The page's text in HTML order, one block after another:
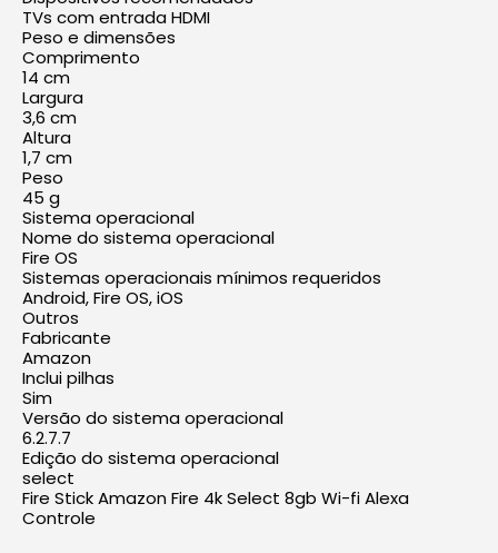
TVs com entrada HDMI
Peso e dimensões
Comprimento
14 cm
Largura
3,6 cm
Altura
1,7 cm
Peso
45 g
Sistema operacional
Nome do sistema operacional
Fire OS
Sistemas operacionais mínimos requeridos
Android, Fire OS, iOS
Outros
Fabricante
Amazon
Inclui pilhas
Sim
Versão do sistema operacional
6.2.7.7
Edição do sistema operacional
select
Fire Stick Amazon Fire 4k Select 8gb Wi-fi Alexa
Controle